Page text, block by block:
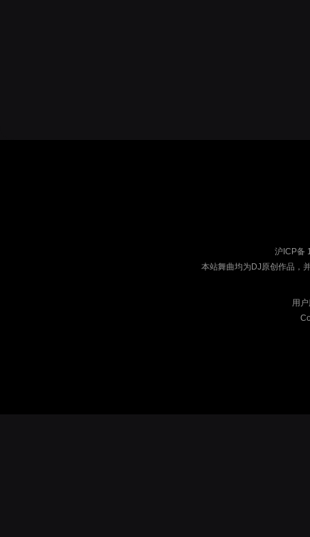
沪ICP备
本站舞曲均为DJ原创作品，
用